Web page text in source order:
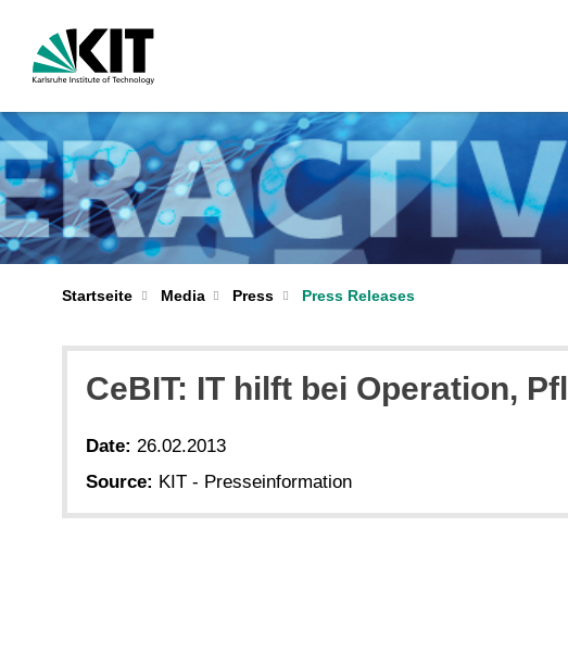
Startseite Media Press Press Releases
CeBIT: IT hilft bei Operation,
Date: 26.02.2013
Source: KIT - Presseinformation